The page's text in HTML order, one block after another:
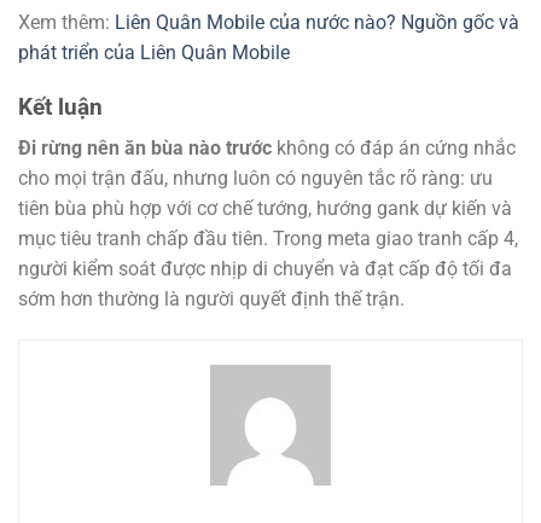
Xem thêm: Liên Quân Mobile của nước nào? Nguồn gốc và
phát triển của Liên Quân Mobile
Kết luận
Đi rừng nên ăn bùa nào trước không có đáp án cứng nhắc
cho mọi trận đấu, nhưng luôn có nguyên tắc rõ ràng: ưu
tiên bùa phù hợp với cơ chế tướng, hướng gank dự kiến và
mục tiêu tranh chấp đầu tiên. Trong meta giao tranh cấp 4,
người kiểm soát được nhịp di chuyển và đạt cấp độ tối đa
sớm hơn thường là người quyết định thế trận.